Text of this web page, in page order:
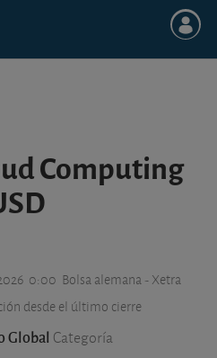
Computing
0:00 Bolsa alemana - Xetra
desde el último cierre
Global Categoría